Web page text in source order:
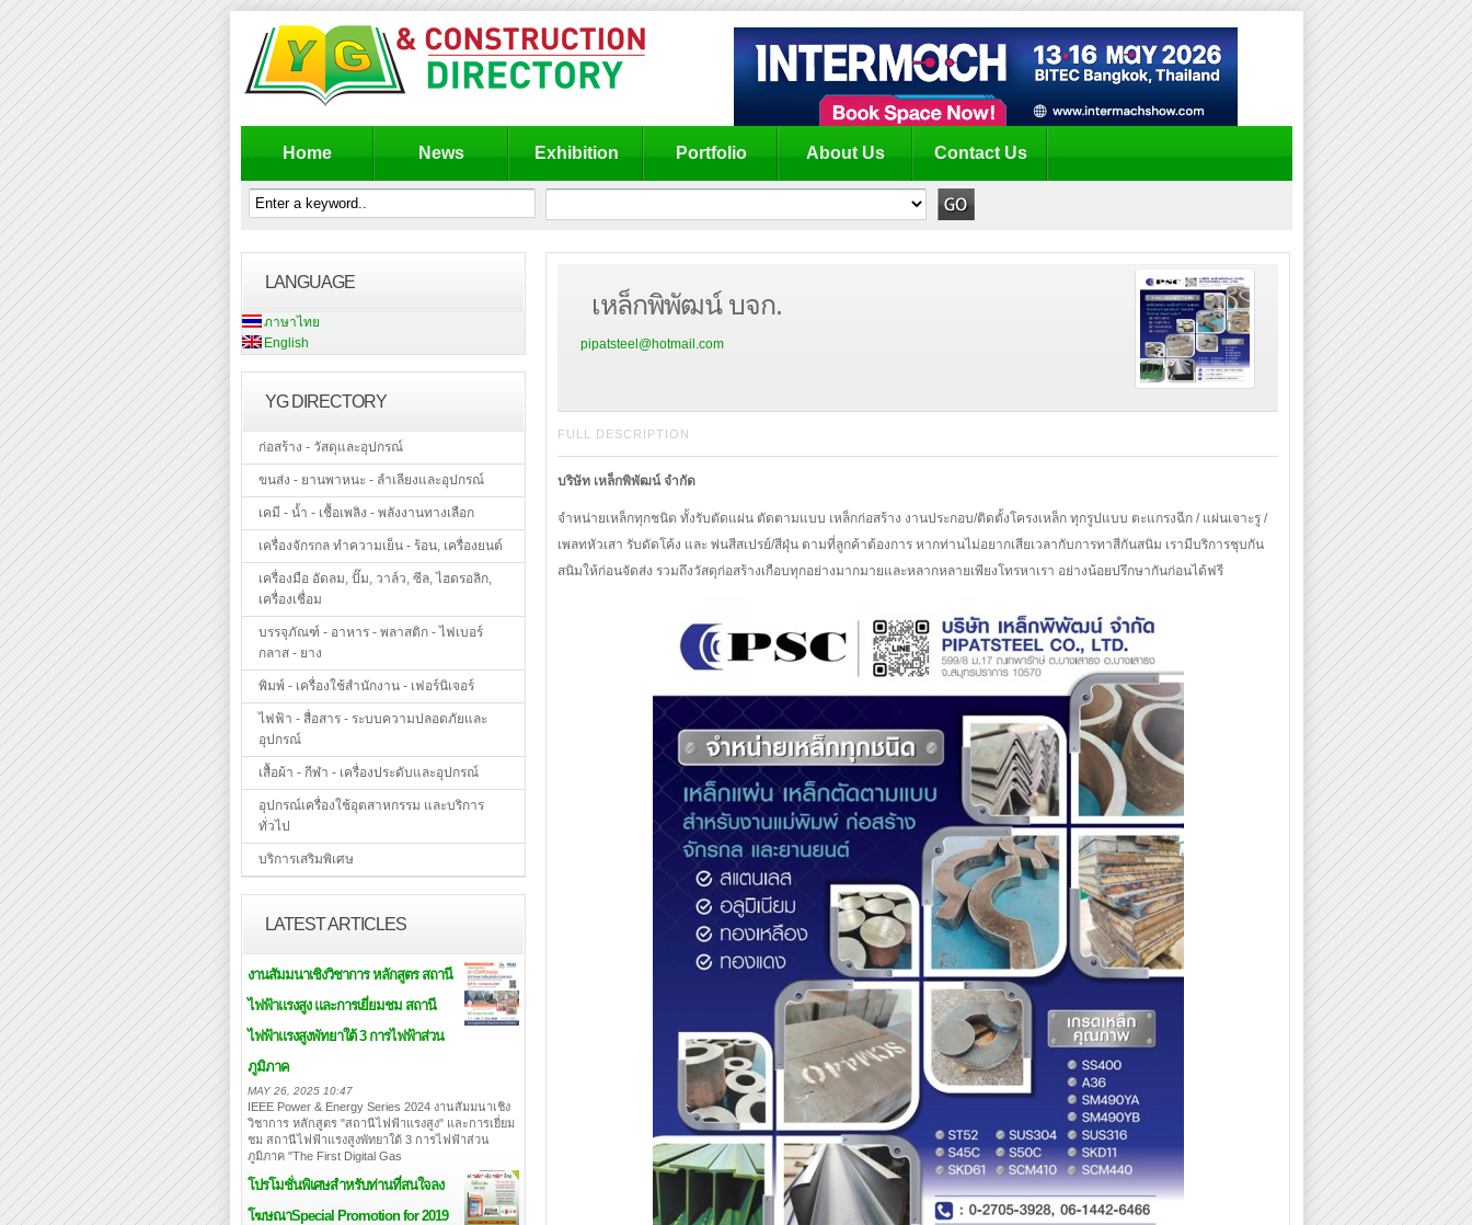
Home News Exhibition Portfolio About Us Contact Us
LANGUAGE
ภาษาไทย
English
YG DIRECTORY
ก่อสร้าง - วัสดุและอุปกรณ์
ขนส่ง - ยานพาหนะ - ลำเลียงและอุปกรณ์
เคมี - น้ำ - เชื้อเพลิง - พลังงานทางเลือก
เครื่องจักรกล ทำความเย็น - ร้อน, เครื่องยนต์
เครื่องมือ อัดลม, ปั๊ม, วาล์ว, ซีล, ไฮดรอลิก,
เครื่องเชื่อม
บรรจุภัณฑ์ - อาหาร - พลาสติก - ไฟเบอร์
กลาส - ยาง
พิมพ์ - เครื่องใช้สำนักงาน - เฟอร์นิเจอร์
ไฟฟ้า - สื่อสาร - ระบบความปลอดภัยและ
อุปกรณ์
เสื้อผ้า - กีฬา - เครื่องประดับและอุปกรณ์
อุปกรณ์เครื่องใช้อุตสาหกรรม และบริการ
ทั่วไป
บริการเสริมพิเศษ
LATEST ARTICLES
งานสัมมนาเชิงวิชาการ หลักสูตร สถานี
ไฟฟ้าแรงสูง และการเยี่ยมชม สถานี
ไฟฟ้าแรงสูงพัทยาใต้ 3 การไฟฟ้าส่วน
ภูมิภาค
MAY 26, 2025 10:47
IEEE Power & Energy Series 2024 งานสัมมนาเชิง
วิชาการ หลักสูตร "สถานีไฟฟ้าแรงสูง" และการเยี่ยม
ชม สถานีไฟฟ้าแรงสูงพัทยาใต้ 3 การไฟฟ้าส่วน
ภูมิภาค "The First Digital Gas
โปรโมชั่นพิเศษสำหรับท่านที่สนใจลง
โฆษณาSpecial Promotion for 2019
เหล็กพิพัฒน์ บจก.
pipatsteel@hotmail.com
FULL DESCRIPTION
บริษัท เหล็กพิพัฒน์ จำกัด
จำหน่ายเหล็กทุกชนิด ทั้งรับตัดแผ่น ตัดตามแบบ เหล็กก่อสร้าง งานประกอบ/ติดตั้งโครงเหล็ก ทุกรูปแบบ ตะแกรงฉีก / แผ่นเจาะรู /
เพลทหัวเสา รับดัดโค้ง และ พ่นสีสเปรย์/สีฝุ่น ตามที่ลูกค้าต้องการ หากท่านไม่อยากเสียเวลากับการทาสีกันสนิม เรามีบริการชุบกัน
สนิมให้ก่อนจัดส่ง รวมถึงวัสดุก่อสร้างเกือบทุกอย่างมากมายและหลากหลายเพียงโทรหาเรา อย่างน้อยปรึกษากันก่อนได้ฟรี